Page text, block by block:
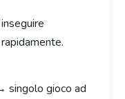
singolo gioco ad